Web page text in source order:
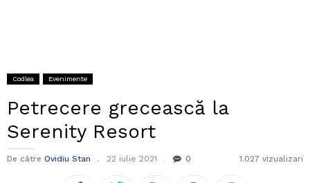
Codlea Evenimente
Petrecere grecească la
Serenity Resort
De către Ovidiu Stan 22 iulie 2021 0 1.027 vizualizari